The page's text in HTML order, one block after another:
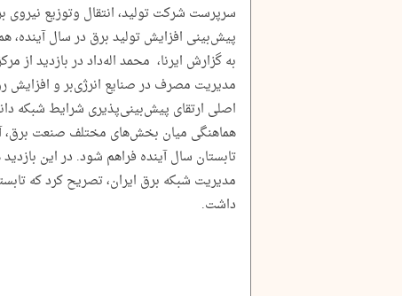
سرپرست شرکت تولید، انتقال وتوزیع نیروی
پیش‌بینی افزایش تولید برق در سال آینده،
به گزارش ایرنا، محمد اله‌داد در بازدید از
مدیریت مصرف در صنایع انرژی‌بر و افزایش
اصلی ارتقای پیش‌بینی‌پذیری شرایط شبکه
هماهنگی میان بخش‌های مختلف صنعت برق،
تابستان سال آینده فراهم شود. در این
مدیریت شبکه برق ایران، تصریح کرد که
داشت.